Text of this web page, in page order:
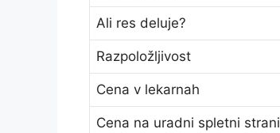
Ali res deluje?
Razpoložljivost
Cena v lekarnah
Cena na uradni spletni strani